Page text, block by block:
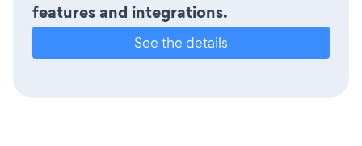
features and integrations.
See the details